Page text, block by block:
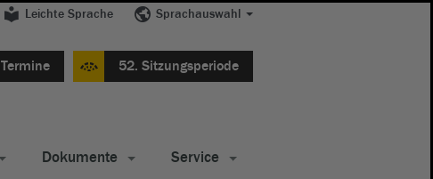
Leichte Sprache Sprachauswahl
Termine 52. Sitzungsperiode
Dokumente Service